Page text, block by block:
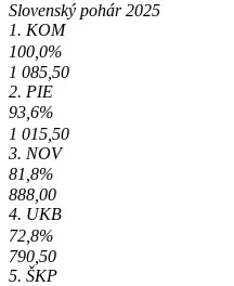
Slovenský pohár 2025
1. KOM
100,0%
1 085,50
2. PIE
93,6%
1 015,50
3. NOV
81,8%
888,00
4. UKB
72,8%
790,50
5. ŠKP